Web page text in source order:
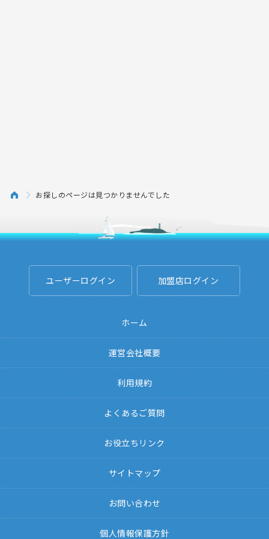
お探しのページは見つかりませんでした
ユーザーログイン 加盟店ログイン
ホーム
運営会社概要
利用規約
よくあるご質問
お役立ちリンク
サイトマップ
お問い合わせ
個人情報保護方針